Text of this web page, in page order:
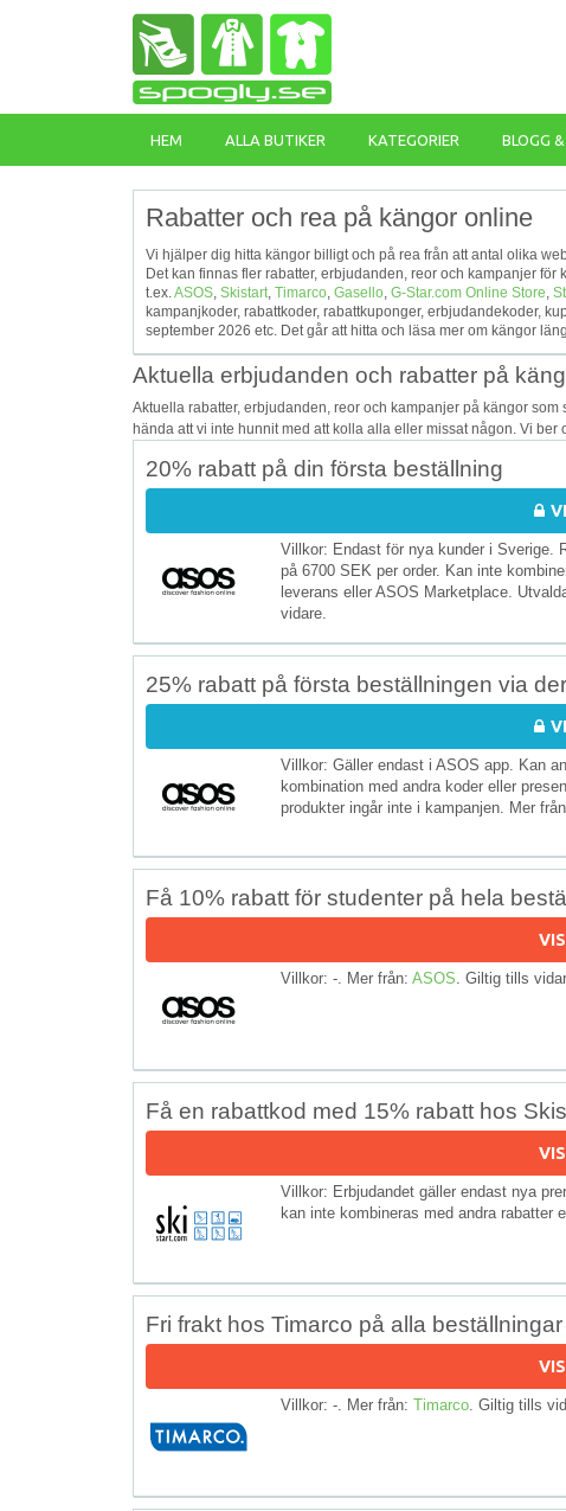
HEM ALLA BUTIKER KATEGORIER BLOGG
Rabatter och rea på kängor online
Vi hjälper dig hitta kängor billigt och på rea från att antal olika
Det kan finnas fler rabatter, erbjudanden, reor och kampanjer
t.ex.ASOS, Skistart, Timarco, Gasello, G-Star.com Online Store,
kampanjkoder, rabattkoder, rabattkuponger, erbjudandekoder,
september 2026 etc. Det går att hitta och läsa mer om kängor
Aktuella erbjudanden och rabatter på
Aktuella rabatter, erbjudanden, reor och kampanjer på kängor
hända att vi inte hunnit med att kolla alla eller missat någon. Vi
20% rabatt på din första beställning
Villkor: Endast för nya kunder i Sverige.
på 6700 SEK per order. Kan inte
leverans eller ASOS Marketplace.
vidare.
25% rabatt på första beställningen via
Villkor: Gäller endast i ASOS app. Kan
kombination med andra koder eller
produkter ingår inte i kampanjen. Mer
Få 10% rabatt för studenter på hela
Villkor: -. Mer från: ASOS . Giltig tills
Få en rabattkod med 15% rabatt hos
Villkor: Erbjudandet gäller endast nya
kan inte kombineras med andra rabatter
Fri frakt hos Timarco på alla beställningar
Villkor: -. Mer från: Timarco . Giltig tills